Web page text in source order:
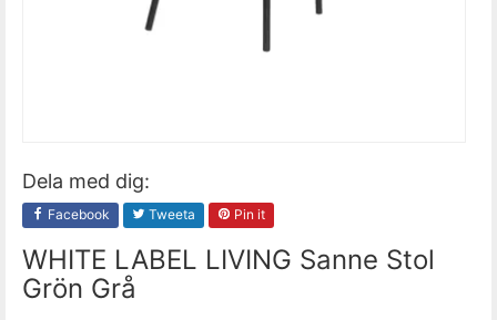
Dela med dig:
Facebook Tweeta Pin it
WHITE LABEL LIVING Sanne Stol
Grön Grå